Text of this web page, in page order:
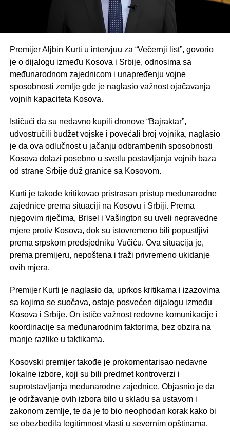
Premijer Aljbin Kurti u intervjuu za “Večernji list”, govorio
je o dijalogu između Kosova i Srbije, odnosima sa
međunarodnom zajednicom i unapređenju vojne
sposobnosti zemlje gde je naglasio važnost ojačavanja
vojnih kapaciteta Kosova.
Ističući da su nedavno kupili dronove “Bajraktar”,
udvostručili budžet vojske i povećali broj vojnika, naglasio
je da ova odlučnost u jačanju odbrambenih sposobnosti
Kosova dolazi posebno u svetlu postavljanja vojnih baza
od strane Srbije duž granice sa Kosovom.
Kurti je takođe kritikovao pristrasan pristup međunarodne
zajednice prema situaciji na Kosovu i Srbiji. Prema
njegovim riječima, Brisel i Vašington su uveli nepravedne
mjere protiv Kosova, dok su istovremeno bili popustljivi
prema srpskom predsjedniku Vučiću. Ova situacija je,
prema premijeru, nepoštena i traži privremeno ukidanje
ovih mjera.
Premijer Kurti je naglasio da, uprkos kritikama i izazovima
sa kojima se suočava, ostaje posvećen dijalogu između
Kosova i Srbije. On ističe važnost redovne komunikacije i
koordinacije sa međunarodnim faktorima, bez obzira na
manje razlike u taktikama.
Kosovski premijer takođe je prokomentarisao nedavne
lokalne izbore, koji su bili predmet kontroverzi i
suprotstavljanja međunarodne zajednice. Objasnio je da
je održavanje ovih izbora bilo u skladu sa ustavom i
zakonom zemlje, te da je to bio neophodan korak kako bi
se obezbedila legitimnost vlasti u severnim opštinama.